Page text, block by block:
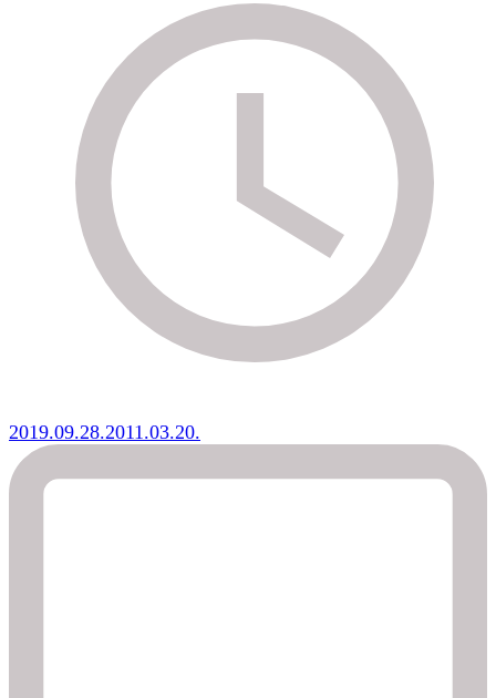
2019.09.28.2011.03.20.